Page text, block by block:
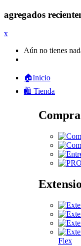
agregados
x
Aún no tienes
🏠Inicio
🛍️ Tienda
Flex